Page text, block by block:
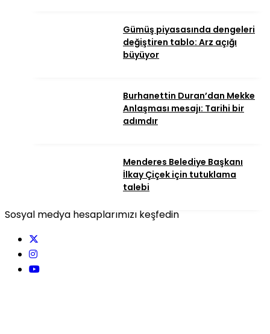
Gümüş piyasasında dengeleri
değiştiren tablo: Arz açığı
büyüyor
Burhanettin Duran’dan Mekke
Anlaşması mesajı: Tarihi bir
adımdır
Menderes Belediye Başkanı
İlkay Çiçek için tutuklama
talebi
Sosyal medya hesaplarımızı keşfedin